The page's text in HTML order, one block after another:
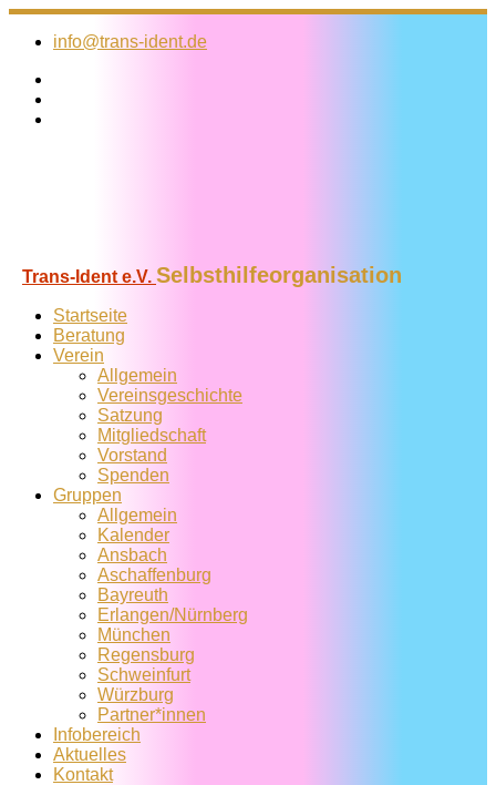
Zum
Inhalt
info@trans-ident.de
Trans-Ident e.V. Selbsthilfeorganisation
Startseite
Beratung
Verein
Allgemein
Vereins­geschichte
Satzung
Mitglied­schaft
Vorstand
Spenden
Gruppen
Allgemein
Kalender
Ansbach
Aschaffenburg
Bayreuth
Erlangen/Nürnberg
München
Regensburg
Schweinfurt
Würzburg
Partner*innen
Infobereich
Aktuelles
Kontakt